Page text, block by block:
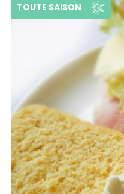
TOUTE SAISON